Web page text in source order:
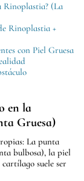
Rinoplastia? (La
Rinoplastia +
con Piel Gruesa
en la
Gruesa)
La punta
bulbosa), la piel
suele ser